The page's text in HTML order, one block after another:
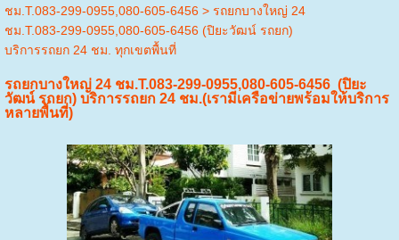
ชม.T.083-299-0955,080-605-6456 > รถยกบางใหญ่ 24
ชม.T.083-299-0955,080-605-6456 (ปิยะวัฒน์ รถยก)
บริการรถยก 24 ชม. ทุกเขตพื้นที่
รถยกบางใหญ่ 24 ชม.T.083-299-0955,080-605-6456 (ปิยะ
วัฒน์ รถยก) บริการรถยก 24 ชม.(เรามีเครือข่ายพร้อมให้บริการ
หลายพื้นที่)